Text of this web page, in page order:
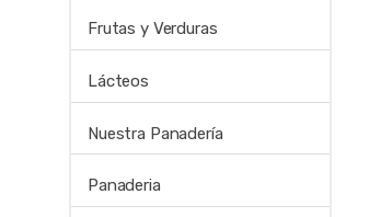
Frutas y Verduras
Lácteos
Nuestra Panadería
Panaderia